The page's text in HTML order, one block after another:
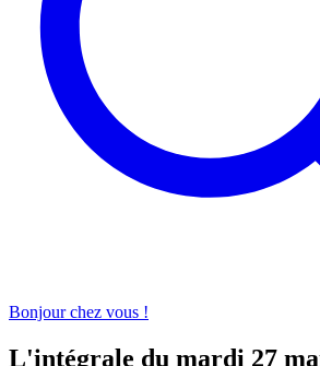
Bonjour chez vous !
L'intégrale du mardi 27